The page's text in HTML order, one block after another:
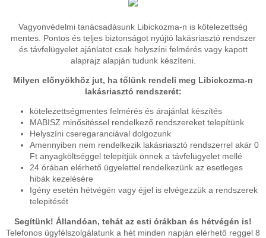
Vagyonvédelmi tanácsadásunk Libickozma-n is kötelezettség
mentes. Pontos és teljes biztonságot nyújtó lakásriasztó rendszer
és távfelügyelet ajánlatot csak helyszíni felmérés vagy kapott
alaprajz alapján tudunk készíteni.
Milyen előnyökhöz jut, ha tőlünk rendeli meg Libickozma-n
lakásriasztó rendszerét:
kötelezettségmentes felmérés és árajánlat készítés
MABISZ minősitéssel rendelkező rendszereket telepítünk
Helyszíni cseregaranciával dolgozunk
Amennyiben nem rendelkezik lakásriasztó rendszerrel akár 0
Ft anyagköltséggel telepítjük önnek a távfelügyelet mellé
24 órában elérhető ügyelettel rendelkezünk az esetleges
hibák kezelésére
Igény esetén hétvégén vagy éjjel is elvégezzük a rendszerek
telepitését
Segítünk! Állandóan, tehát az esti órákban és hétvégén is!
Telefonos ügyfélszolgálatunk a hét minden napján elérhető reggel 8